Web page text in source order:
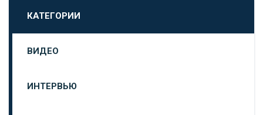
КАТЕГОРИИ
ВИДЕО
ИНТЕРВЬЮ